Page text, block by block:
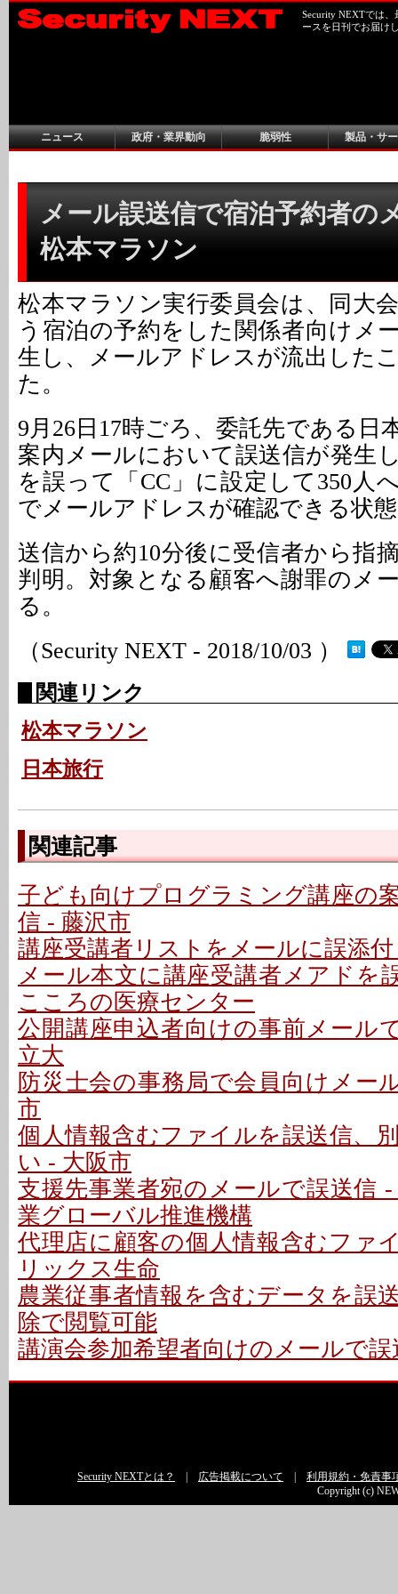
Security NEXTでは
ースを日刊でお届け
ニュース 政府・業界動向 脆弱性 製品・サ
メール誤送信で宿泊予約者の
松本マラソン
松本マラソン実行委員会は、同大
う宿泊の予約をした関係者向けメ
生し、メールアドレスが流出した
た。
9月26日17時ごろ、委託先である日
案内メールにおいて誤送信が発生
を誤って「CC」に設定して350人
でメールアドレスが確認できる状
送信から約10分後に受信者から指
判明。対象となる顧客へ謝罪のメ
る。
（Security NEXT - 2018/10/03 ）
関連リンク
松本マラソン
日本旅行
関連記事
子ども向けプログラミング講座の
信 - 藤沢市
講座受講者リストをメールに誤添
メール本文に講座受講者メアドを
こころの医療センター
公開講座申込者向けの事前メール
立大
防災士会の事務局で会員向けメー
市
個人情報含むファイルを誤送信、
い - 大阪市
支援先事業者宛のメールで誤送信
業グローバル推進機構
代理店に顧客の個人情報含むファ
リックス生命
農業従事者情報を含むデータを誤
除で閲覧可能
講演会参加希望者向けのメールで
Security NEXTとは？ 広告掲載について
利用規約・免責事
Copyright (c)